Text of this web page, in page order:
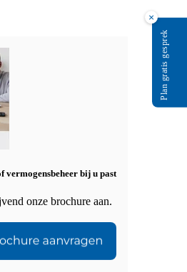
vermogensbeheer bij u past
onze brochure aan.
×
Plan gratis gesprek